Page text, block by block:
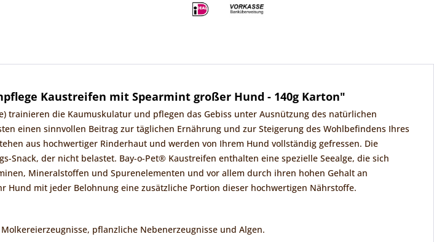
Kaustreifen mit Spearmint großer Hund - 140g Karton"
trainieren die Kaumuskulatur und pflegen das Gebiss unter Ausnützung des natürlichen
einen sinnvollen Beitrag zur täglichen Ernährung und zur Steigerung des Wohlbefindens Ihres
aus hochwertiger Rinderhaut und werden von Ihrem Hund vollständig gefressen. Die
Snack, der nicht belastet. Bay-o-Pet® Kaustreifen enthalten eine spezielle Seealge, die sich
Mineralstoffen und Spurenelementen und vor allem durch ihren hohen Gehalt an
Hund mit jeder Belohnung eine zusätzliche Portion dieser hochwertigen Nährstoffe.
pflanzliche Nebenerzeugnisse und Algen.